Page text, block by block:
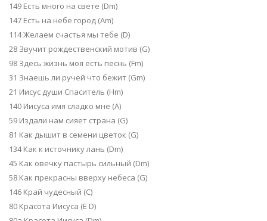
149 Есть много на свете (Dm)
147 Есть на небе город (Am)
114 Желаем счастья мы тебе (D)
28 Звучит рождественский мотив (G)
98 Здесь жизнь моя есть песнь (Fm)
31 Знаешь ли ручей что бежит (Gm)
21 Иисус души Спаситель (Hm)
140 Иисуса имя сладко мне (А)
59 Издали нам сияет страна (G)
81 Как дышит в семени цветок (G)
134 Как к источнику лань (Dm)
45 Как овечку пастырь сильный (Dm)
58 Как прекрасны вверху небеса (G)
146 Край чудесный (С)
80 Красота Иисуса (E D)